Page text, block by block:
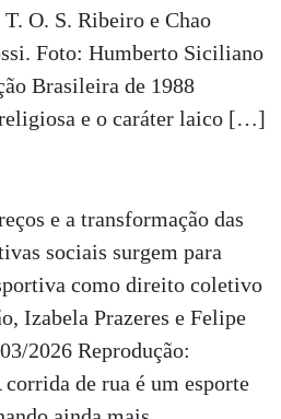
O. S. Ribeiro e Chao
Foto: Humberto Siciliano
Brasileira de 1988
e o caráter laico […]
e a transformação das
sociais surgem para
como direito coletivo
Izabela Prazeres e Felipe
2026 Reprodução:
de rua é um esporte